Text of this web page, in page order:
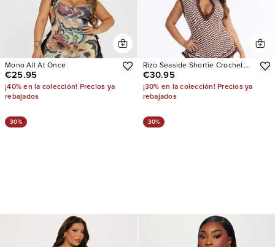
Mono All At Once
€25.95
¡40% en la colección! Precios ya
rebajados
Rizo Seaside Shortie Crochet
Micro Short
€30.95
¡30% en la colección! Precios ya
rebajados
30% 30%